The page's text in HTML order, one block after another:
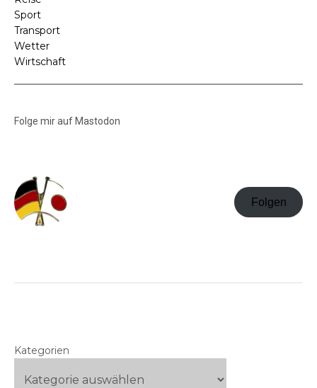
Sport
Transport
Wetter
Wirtschaft
Folge mir auf Mastodon
Folgen
Kategorien